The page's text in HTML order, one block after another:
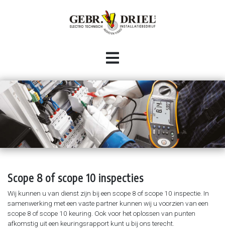
HOME
INSTALLATIE
Woningbouw
Utiliteit
Industrie
Inbraak- en brandmeldinstallaties
Domotica systemen
Data-netwerken
Camera-installaties
BESTURINGSTECHNIEK
Industriële automatisering
Bekabelingswerkzaamheden (industrieel en HVAC)
CONTACT
Scope 8 of scope 10 inspecties
Wij kunnen u van dienst zijn bij een scope 8 of scope 10 inspectie. In
samenwerking met een vaste partner kunnen wij u voorzien van een
scope 8 of scope 10 keuring. Ook voor het oplossen van punten
afkomstig uit een keuringsrapport kunt u bij ons terecht.